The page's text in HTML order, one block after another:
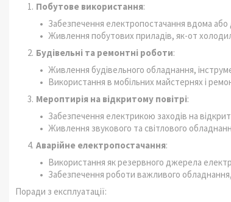
Побутове використання:
Забезпечення електропостачання вдома або
Живлення побутових приладів, як-от
Будівельні та ремонтні роботи:
Живлення будівельного обладнання,
Використання в мобільних майстернях і
Мероптирія на відкритому повітрі:
Забезпечення електрикою заходів на
Живлення звукового та світлового
Аварійне електропостачання:
Використання як резервного джерела
Забезпечення роботи важливого
Поради з експлуатації: